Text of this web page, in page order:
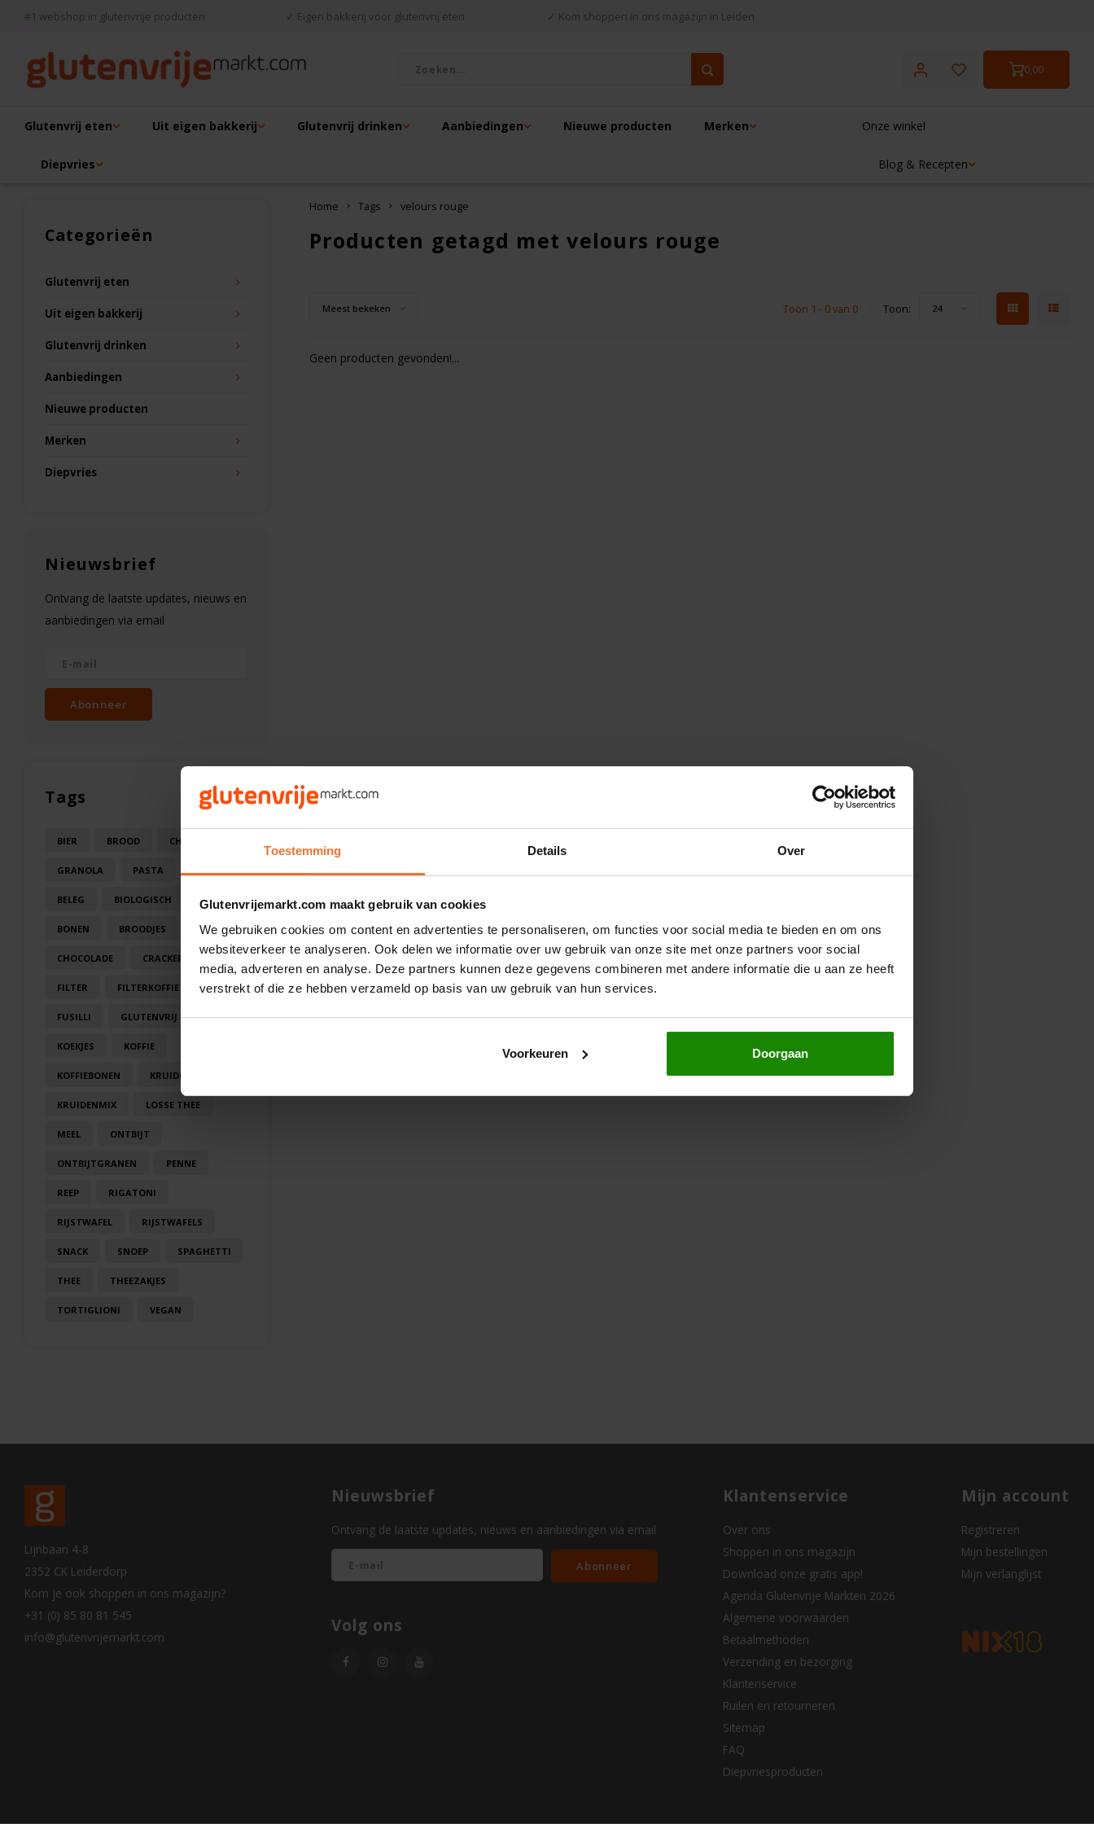
Toestemming Details Over
Glutenvrijemarkt.com maakt gebruik van cookies
We gebruiken cookies om content en advertenties te personaliseren, om functies voor social media te bieden en om ons
websiteverkeer te analyseren. Ook delen we informatie over uw gebruik van onze site met onze partners voor social
media, adverteren en analyse. Deze partners kunnen deze gegevens combineren met andere informatie die u aan ze heeft
verstrekt of die ze hebben verzameld op basis van uw gebruik van hun services.
Voorkeuren Doorgaan
#1 webshop in glutenvrije producten ✓ Eigen bakkerij voor glutenvrij eten ✓ Kom shoppen in ons magazijn in Leiden
0,00
Glutenvrij eten Uit eigen bakkerij Glutenvrij drinken Aanbiedingen Nieuwe producten Merken
Diepvries
Onze winkel
Blog & Recepten
Categorieën
Glutenvrij eten
Uit eigen bakkerij
Glutenvrij drinken
Aanbiedingen
Nieuwe producten
Merken
Diepvries
Nieuwsbrief
Ontvang de laatste updates, nieuws en
aanbiedingen via email
Abonneer
Tags
BIER BROOD CHOCOLA
GRANOLA PASTA
BELEG BIOLOGISCH BLOEM
BONEN BROODJES CAKE
CHOCOLADE CRACKERS
FILTER FILTERKOFFIE
FUSILLI GLUTENVRIJ KOEK
KOEKJES KOFFIE
KOFFIEBONEN KRUIDEN
KRUIDENMIX LOSSE THEE
MEEL ONTBIJT
ONTBIJTGRANEN PENNE
REEP RIGATONI
RIJSTWAFEL RIJSTWAFELS
SNACK SNOEP SPAGHETTI
THEE THEEZAKJES
TORTIGLIONI VEGAN
Home Tags velours rouge
Producten getagd met velours rouge
Meest bekeken Toon 1 - 0 van 0 Toon: 24
Geen producten gevonden!...
Lijnbaan 4-8
2352 CK Leiderdorp
Kom je ook shoppen in ons magazijn?
+31 (0) 85 80 81 545
info@glutenvrijemarkt.com
Nieuwsbrief
Ontvang de laatste updates, nieuws en aanbiedingen via email
Abonneer
Volg ons
Klantenservice
Over ons
Shoppen in ons magazijn
Download onze gratis app!
Agenda Glutenvrije Markten 2026
Algemene voorwaarden
Betaalmethoden
Verzending en bezorging
Klantenservice
Ruilen en retourneren
Sitemap
FAQ
Diepvriesproducten
Mijn account
Registreren
Mijn bestellingen
Mijn verlanglijst